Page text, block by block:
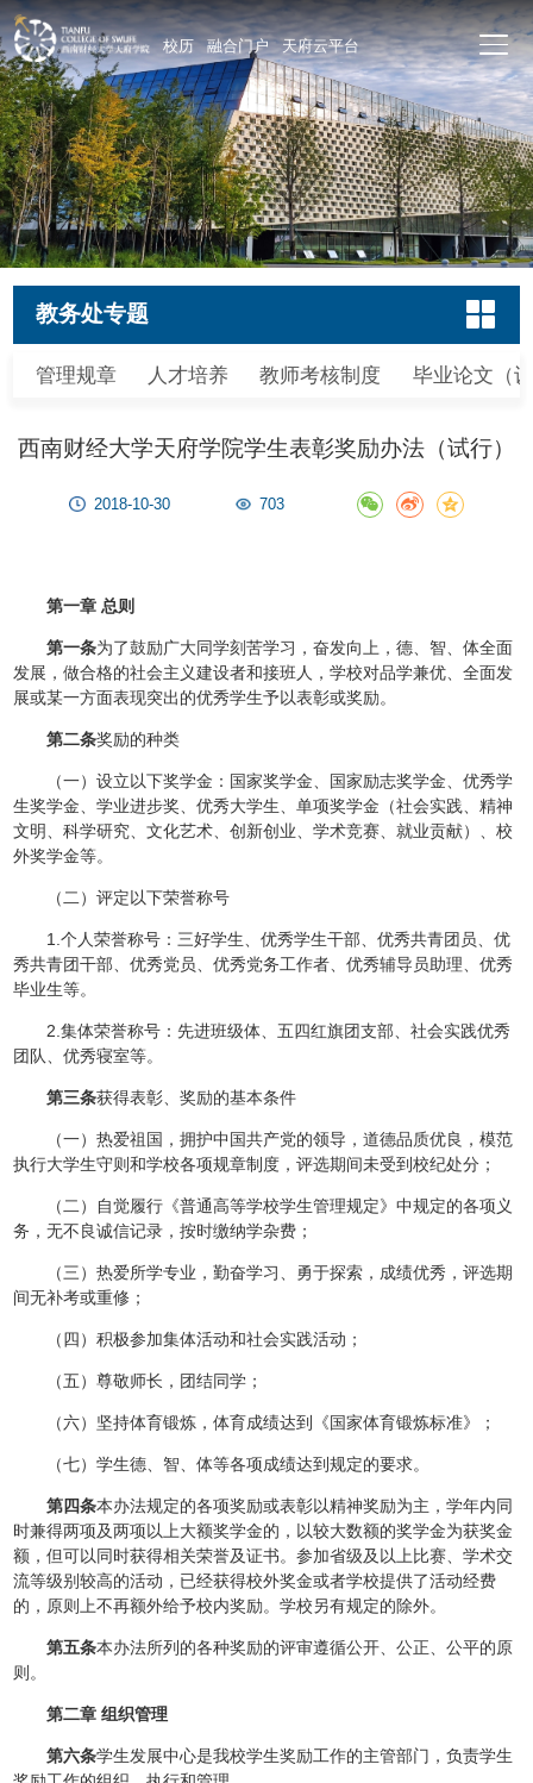
校历 融合门户 天府云平台
教务处专题
管理规章 人才培养 教师考核制度 毕业论文（
西南财经大学天府学院学生表彰奖励办法（试行）
2018-10-30 703
第一章 总则
第一条为了鼓励广大同学刻苦学习，奋发向上，德、智、体全面
发展，做合格的社会主义建设者和接班人，学校对品学兼优、全面发
展或某一方面表现突出的优秀学生予以表彰或奖励。
第二条奖励的种类
（一）设立以下奖学金：国家奖学金、国家励志奖学金、优秀学
生奖学金、学业进步奖、优秀大学生、单项奖学金（社会实践、精神
文明、科学研究、文化艺术、创新创业、学术竞赛、就业贡献）、校
外奖学金等。
（二）评定以下荣誉称号
1.个人荣誉称号：三好学生、优秀学生干部、优秀共青团员、优
秀共青团干部、优秀党员、优秀党务工作者、优秀辅导员助理、优秀
毕业生等。
2.集体荣誉称号：先进班级体、五四红旗团支部、社会实践优秀
团队、优秀寝室等。
第三条获得表彰、奖励的基本条件
（一）热爱祖国，拥护中国共产党的领导，道德品质优良，模范
执行大学生守则和学校各项规章制度，评选期间未受到校纪处分；
（二）自觉履行《普通高等学校学生管理规定》中规定的各项义
务，无不良诚信记录，按时缴纳学杂费；
（三）热爱所学专业，勤奋学习、勇于探索，成绩优秀，评选期
间无补考或重修；
（四）积极参加集体活动和社会实践活动；
（五）尊敬师长，团结同学；
（六）坚持体育锻炼，体育成绩达到《国家体育锻炼标准》；
（七）学生德、智、体等各项成绩达到规定的要求。
第四条本办法规定的各项奖励或表彰以精神奖励为主，学年内同
时兼得两项及两项以上大额奖学金的，以较大数额的奖学金为获奖金
额，但可以同时获得相关荣誉及证书。参加省级及以上比赛、学术交
流等级别较高的活动，已经获得校外奖金或者学校提供了活动经费
的，原则上不再额外给予校内奖励。学校另有规定的除外。
第五条本办法所列的各种奖励的评审遵循公开、公正、公平的原
则。
第二章 组织管理
第六条学生发展中心是我校学生奖励工作的主管部门，负责学生